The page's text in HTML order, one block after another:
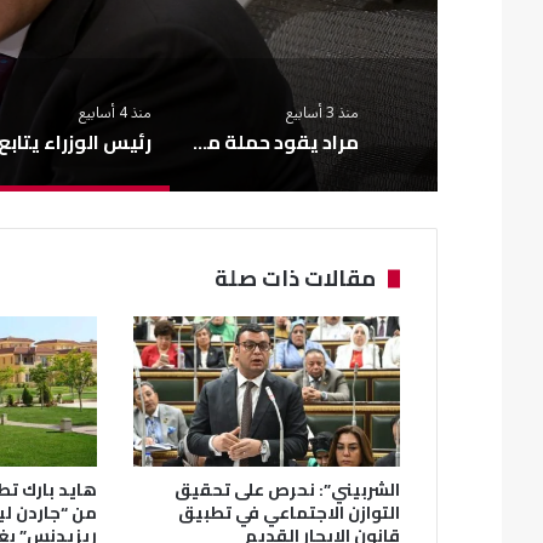
منذ 3 أسابيع
مراد يقود حملة ميدانية مفاجئة بالعبور الجديدة تضبط إشغالات ومخالفات مرورية
منذ 4 أسابيع
مقالات ذات صلة
الشربيني”: نحرص على تحقيق
التوازن الاجتماعي في تطبيق
قانون الإيجار القديم
هايد بارك
من “جاردن
ريزيدنس”